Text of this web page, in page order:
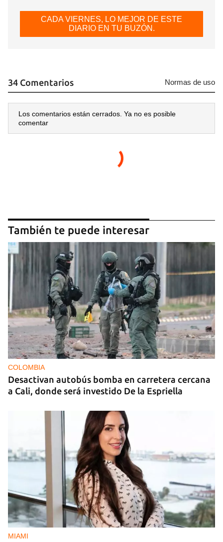
CADA VIERNES, LO MEJOR DE ESTE
DIARIO EN TU BUZÓN.
34 Comentarios Normas de uso
Los comentarios están cerrados. Ya no es posible
comentar
También te puede interesar
COLOMBIA
Desactivan autobús bomba en carretera cercana
a Cali, donde será investido De la Espriella
MIAMI